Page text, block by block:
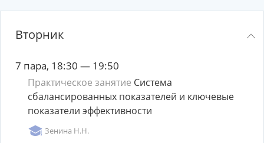
Вторник
7 пара, 18:30 — 19:50
Практическое занятие Система
сбалансированных показателей и ключевые
показатели эффективности
Зенина Н.Н.